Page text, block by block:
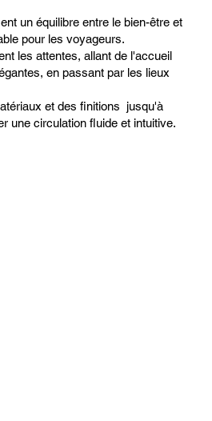
un équilibre entre le bien-être et
pour les voyageurs.
les attentes, allant de l'accueil
en passant par les lieux
et des finitions jusqu'à
une circulation fluide et intuitive.